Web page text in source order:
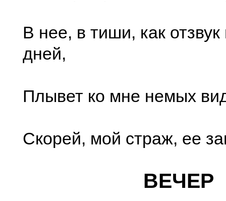
В нее, в тиши, как
дней,
Плывет ко мне немых
Скорей, мой страж, ее
ВЕЧЕР